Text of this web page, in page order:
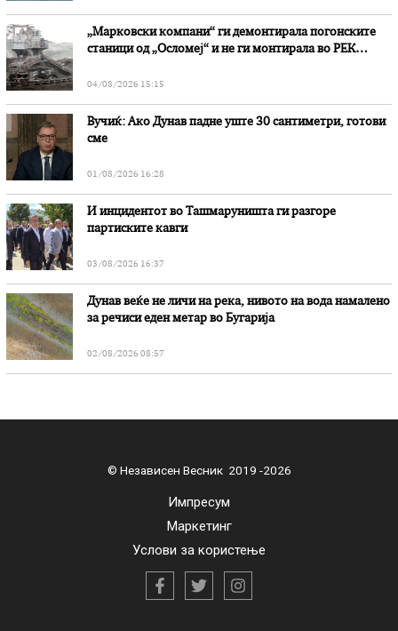
„Марковски компани“ ги демонтирала погонските
станици од „Осломеј“ и не ги монтирала во РЕК
04/08/2026 15:15
Вучиќ: Ако Дунав падне уште 30 сантиметри, готови
сме
01/08/2026 16:28
И инцидентот во Ташмаруништa ги разгоре
партиските кавги
03/08/2026 16:37
Дунав веќе не личи на река, нивото на вода намалено
за речиси еден метар во Бугарија
02/08/2026 08:57
© Независен Весник 2019 -2026
Импресум
Маркетинг
Услови за користење